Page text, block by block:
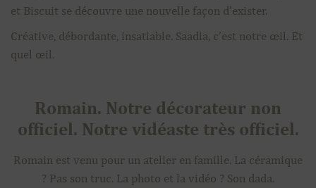
et Biscuit se découvre une nouvelle façon d’exister.
Créative, débordante, insatiable. Saadia, c’est notre œil. Et
quel œil.
Romain. Notre décorateur non
officiel. Notre vidéaste très officiel.
Romain est venu pour un atelier en famille. La céramique
? Pas son truc. La photo et la vidéo ? Son dada.